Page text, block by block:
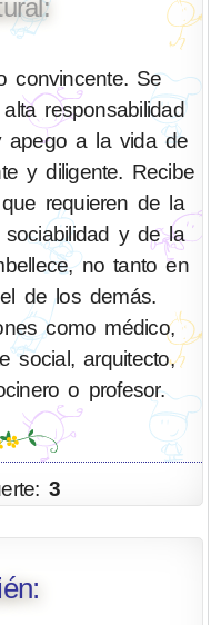
convincente. Se
responsabilidad
apego a la vida de
y diligente. Recibe
requieren de la
y de la
no tanto en
de los demás.
como médico,
social, arquitecto,
o profesor.
3